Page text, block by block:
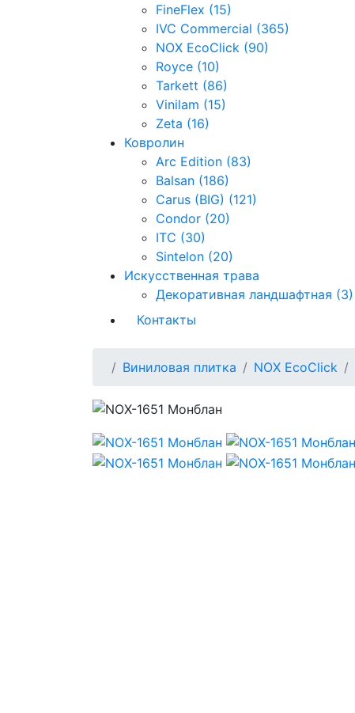
FineFlex (15)
IVC Commercial (365)
NOX EcoClick (90)
Royce (10)
Tarkett (86)
Vinilam (15)
Zeta (16)
Ковролин
Arc Edition (83)
Balsan (186)
Carus (BIG) (121)
Condor (20)
ITC (30)
Sintelon (20)
Искусственная трава
Декоративная ландшафтная (3)
Контакты
Виниловая плитка NOX EcoClick